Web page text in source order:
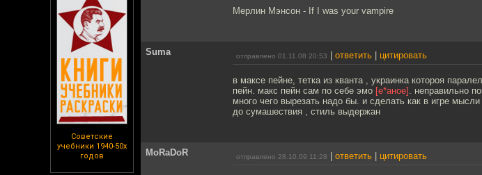
Советские
учебники 1940-50х
годов
Мерлин Мэнсон - If I was your vampire
Suma отправлено 01.11.08 20:53 ответить цитировать
в максе пейне, тетка из кванта , украинка котороя
пейн. макс пейн сам по себе эмо [е*аное] . неправильно
много чего вырезать надо бы. и сделать как в игре
до сумашествия , стиль выдержан
MoRaDoR отправлено 28.10.09 11:28 ответить цитировать